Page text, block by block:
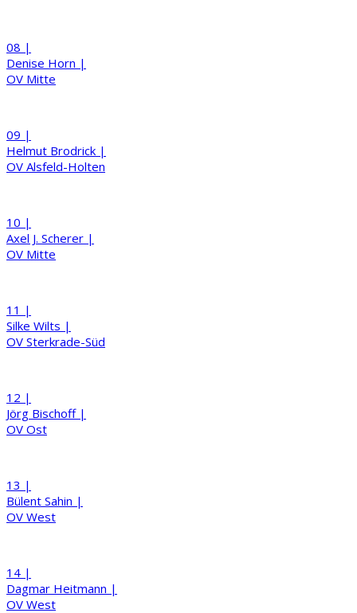
08 |
Denise Horn |
OV Mitte
09 |
Helmut Brodrick |
OV Alsfeld-Holten
10 |
Axel J. Scherer |
OV Mitte
11 |
Silke Wilts |
OV Sterkrade-Süd
12 |
Jörg Bischoff|
OV Ost
13 |
Bülent Sahin |
OV West
14 |
Dagmar Heitmann |
OV West